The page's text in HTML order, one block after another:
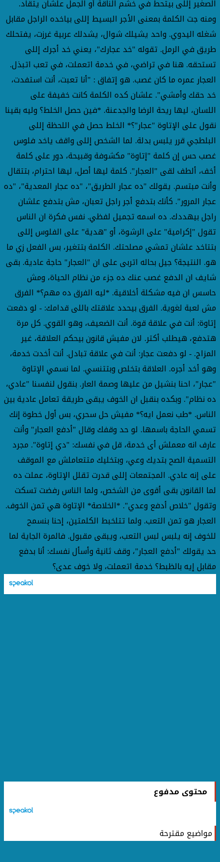
الصغير إللى بيتحط في خشم الناقة أو الجمل علشان يتقاد.
ومنه جت الكلمة بمعنى الأجر البسيط إللى بياخده الراجل مقابل
شغله اليدوي. واحد يشيلك شوال، يشدلك عربية غرزت، يفتحلك
طريق في الرمل. تقوله "خد عجارك"، يعني خد أجرك إللى
تستحقه. هنا في تراضي، في خدمة اتعملت، في تعب اتبذل.
العجار عمره ما كان غصب. هو إتفاق : "أنا تعبت، أنت استفدت،
خد حقك وأمشي". علشان كده الكلمة كانت خفيفة على
اللسان، ليها ريحة الرضا والجدعنة. *فين حصل الخلط؟ وليه بقينا
نقول على الإتاوة "عجار"؟* الخلط حصل في اللحظة إللى
البلطجي قرر يلبس بدلة. لما الشخص إللى واقف ياخد فلوس
غصب حس إن كلمة "إتاوة" مكشوفة وقبيحة، دور على كلمة
أخف، ألطف لقى "العجار". كلمة ليها أصل، ليها احترام، بتتقال
وأنت مبتسم. يقولك "ده عجار الطريق"، "ده عجار المعدية"، "ده
عجار المرور". كأنك بتدفع أجر راجل تعبان، مش بتدفع علشان
راجل بيهددك. ده اسمه تجميل لفظي. نفس فكرة ان الناس
تقول "إكرامية" على الرشوة، أو "هدية" على الفلوس إللى
بتتاخد علشان تمشي مصلحتك. الكلمة بتتغير، بس الفعل زي ما
هو. النتيجة؟ جيل بحاله اتربى على ان "العجار" حاجة عادية. بقى
شايف ان الدفع غصب عنك ده جزء من نظام الحياة، ومش
حاسس ان فيه مشكلة أخلاقية. *ليه الفرق ده مهم؟* الفرق
مش لعبة لغوية. الفرق بيحدد علاقتك باللى قدامك: - لو دفعت
إتاوة: أنت في علاقة قوة. أنت الضعيف، وهو القوي. كل مرة
هتدفع، هيطلب أكتر. لان مفيش قانون بيحكم العلاقة، غير
المزاج. - لو دفعت عجار: أنت في علاقة تبادل. أنت أخدت خدمة،
وهو أخد أجره. العلاقة بتخلص وبتتنسي. لما نسمي الإتاوة
"عجار"، احنا بنشيل من عليها وصمة العار. بنقول لنفسنا "عادي،
ده نظام". وبكده بنقبل ان الخوف يبقى طريقة تعامل عادية بين
الناس. *طب نعمل ايه؟* مفيش حل سحري، بس أول خطوة إنك
تسمي الحاجة باسمها. لو حد وقفك وقال "أدفع العجار" وأنت
عارف انه معملش أى خدمة، قل في نفسك: "دي إتاوة". مجرد
التسمية الصح بتديك وعي، وبتخليك متتعاملش مع الموقف
على إنه عادي. المجتمعات إللى قدرت تقلل الإتاوة، عملت ده
لما القانون بقى أقوى من الشخص، ولما الناس رفضت تسكت
وتقول "خلاص أدفع وعدي". *الخلاصة* الإتاوة هي تمن الخوف.
العجار هو تمن التعب. ولما تتلخبط الكلمتين، إحنا بنسمح
للخوف إنه يلبس لبس التعب، ويبقى مقبول. فالمرة الجاية لما
حد يقولك "أدفع العجار"، وقف ثانية وأسأل نفسك: أنا بدفع
مقابل إيه بالظبط؟ خدمة اتعملت، ولا خوف عدى؟
محتوى مدفوع
مواضيع مقترحة